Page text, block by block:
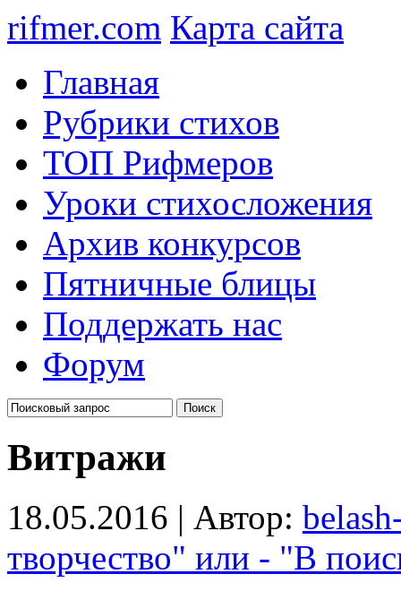
rifmer.com Карта сайта
Главная
Рубрики стихов
ТОП Рифмеров
Уроки стихосложения
Архив конкурсов
Пятничные блицы
Поддержать нас
Форум
Витражи
18.05.2016 | Автор:
творчество" или - "В